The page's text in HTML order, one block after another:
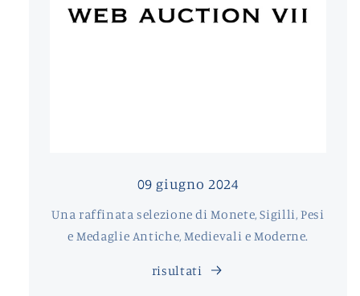
09 giugno 2024
Una raffinata selezione di Monete, Sigilli, Pesi
e Medaglie Antiche, Medievali e Moderne.
risultati